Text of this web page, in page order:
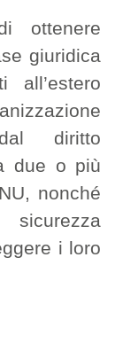
ottenere
giuridica
diritto
due o più
nonché
i loro